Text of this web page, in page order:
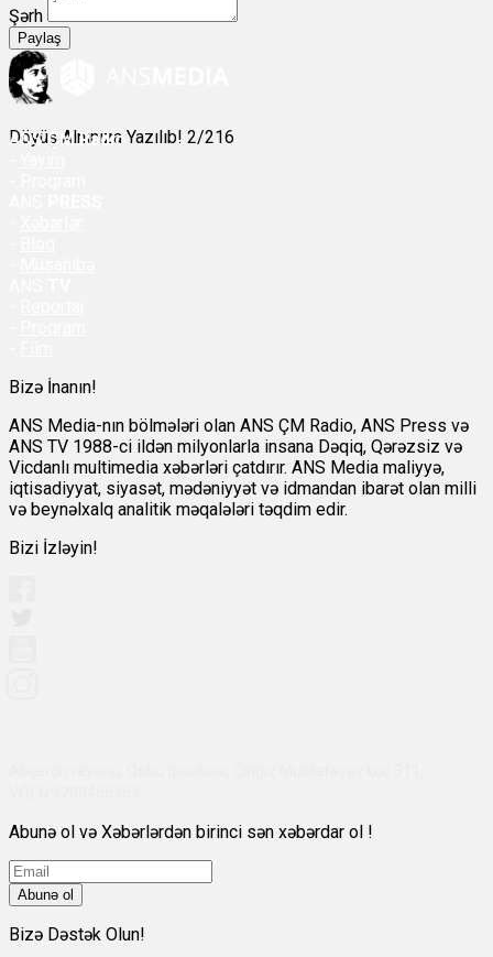
Şərh
Paylaş
Döyüş Alnınıza Yazılıb! 2/216
ANSÇM Radio
Bizə İnanın!
ANS Media-nın bölmələri olan ANS ÇM Radio, ANS Press və
ANS TV 1988-ci ildən milyonlarla insana Dəqiq, Qərəzsiz və
Vicdanlı multimedia xəbərləri çatdırır. ANS Media maliyyə,
iqtisadiyyat, siyasət, mədəniyyət və idmandan ibarət olan milli
və beynəlxalq analitik məqalələri təqdim edir.
Bizi İzləyin!
Abunə ol və Xəbərlərdən birinci sən xəbərdar ol !
Abunə ol
Bizə Dəstək Olun!